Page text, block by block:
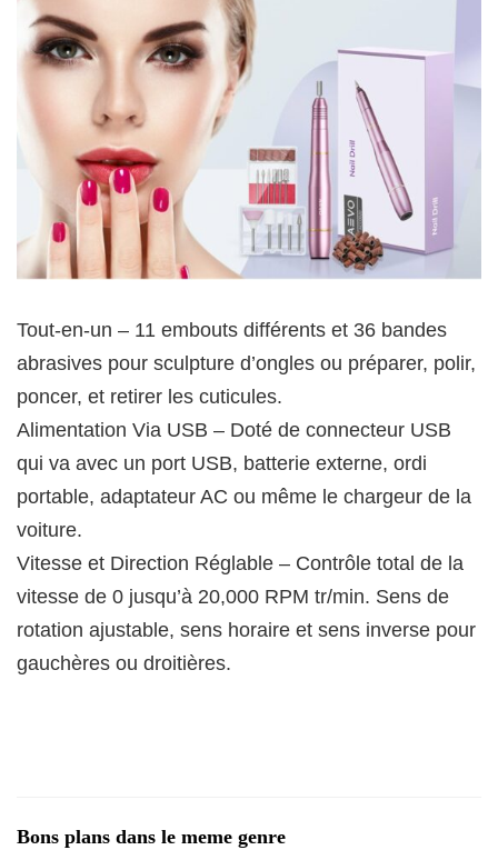
Tout-en-un – 11 embouts différents et 36 bandes
abrasives pour sculpture d’ongles ou préparer, polir,
poncer, et retirer les cuticules.
Alimentation Via USB – Doté de connecteur USB
qui va avec un port USB, batterie externe, ordi
portable, adaptateur AC ou même le chargeur de la
voiture.
Vitesse et Direction Réglable – Contrôle total de la
vitesse de 0 jusqu’à 20,000 RPM tr/min. Sens de
rotation ajustable, sens horaire et sens inverse pour
gauchères ou droitières.
Bons plans dans le meme genre